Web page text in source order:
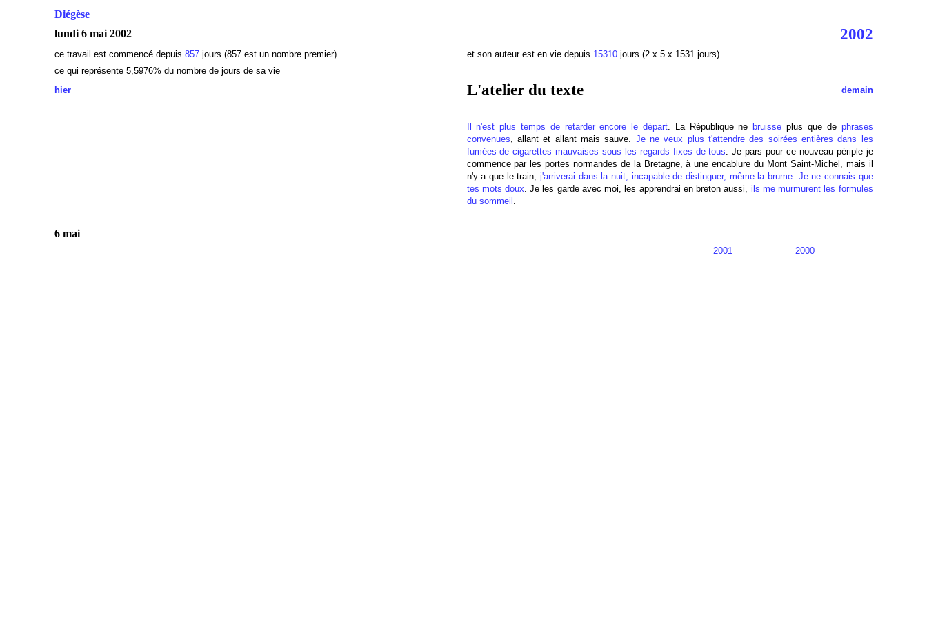
Diégèse
lundi 6 mai 2002
2002
ce travail est commencé depuis 857jours (857 est un nombre premier) et son auteur est en vie depuis 15310jours (2 x 5 x 1531 jours)
ce qui représente 5,5976% du nombre de jours de sa vie
hier
L'atelier du texte demain
Il n'est plus temps de retarder encore le départ. La République ne bruisse plus que de phrases
convenues, allant et allant mais sauve. Je ne veux plus t'attendre des soirées entières dans les
fumées de cigarettes mauvaises sous les regards fixes de tous. Je pars pour ce nouveau périple je
commence par les portes normandes de la Bretagne, à une encablure du Mont Saint-Michel, mais il
n'y a que le train, j'arriverai dans la nuit, incapable de distinguer, même la brume. Je ne connais que
tes mots doux. Je les garde avec moi, les apprendrai en breton aussi, ils me murmurent les formules
du sommeil .
6 mai
2001 2000